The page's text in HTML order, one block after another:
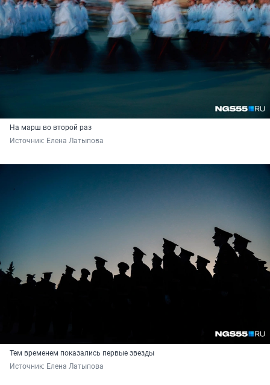
На марш во второй раз
Источник: Елена Латыпова
Тем временем показались первые звезды
Источник: Елена Латыпова